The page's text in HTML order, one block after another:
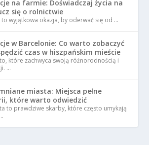
na farmie: Doświadczaj życia na
się o rolnictwie
to wyjątkowa okazja, by oderwać się od …
w Barcelonie: Co warto zobaczyć
czas w hiszpańskim mieście
które zachwyca swoją różnorodnością i
…
miasta: Miejsca pełne
które warto odwiedzić
to prawdziwe skarby, które często umykają